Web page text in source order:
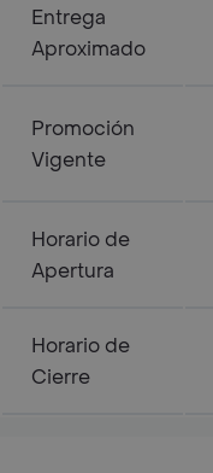
Entrega
Aproximado
Promoción
Vigente
Horario de
Apertura
Horario de
Cierre